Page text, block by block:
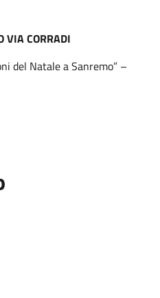
VIA CORRADI
del Natale a Sanremo” –